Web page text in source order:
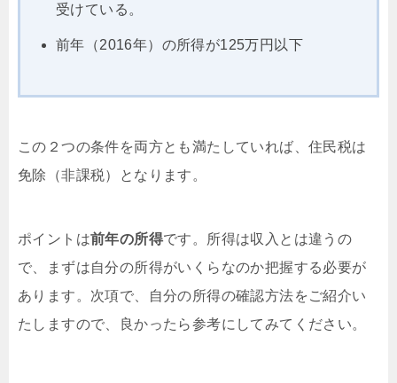
受けている。
前年（2016年）の所得が125万円以下
この２つの条件を両方とも満たしていれば、住民税は
免除（非課税）となります。
ポイントは前年の所得です。所得は収入とは違うの
で、まずは自分の所得がいくらなのか把握する必要が
あります。次項で、自分の所得の確認方法をご紹介い
たしますので、良かったら参考にしてみてください。